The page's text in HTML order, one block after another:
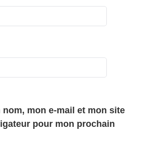
mon e-mail et mon site
pour mon prochain